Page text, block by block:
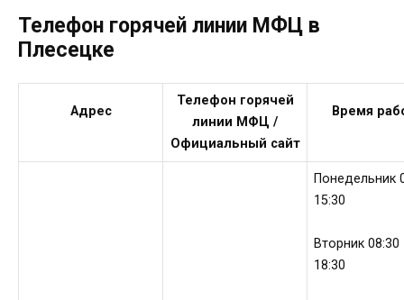
Телефон горячей линии МФЦ в
Плесецке
Адрес
Телефон горячей
линии МФЦ /
Официальный сайт
Время
Понедельник
15:30
Вторник 08:30
18:30